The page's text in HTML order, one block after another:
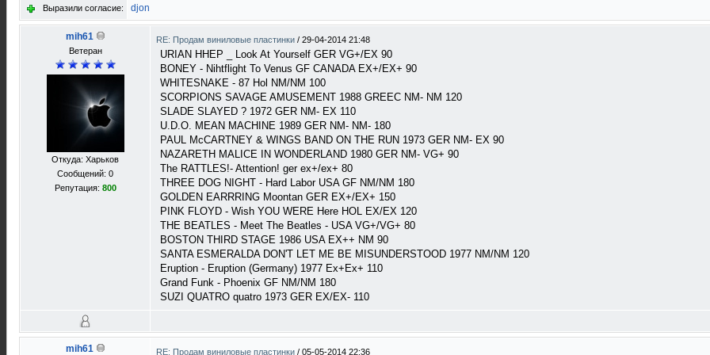
Выразили согласие: djon
mih61
Ветеран
Откуда: Харьков
Сообщений: 0
Репутация: 800
RE: Продам виниловые пластинки / 29-04-2014 21:48
URIAN HHEP _ Look At Yourself GER VG+/EX 90
BONEY - Nihtflight To Venus GF CANADA EX+/EX+ 90
WHITESNAKE - 87 Hol NM/NM 100
SCORPIONS SAVAGE AMUSEMENT 1988 GREEC NM- NM 120
SLADE SLAYED ? 1972 GER NM- EX 110
U.D.O. MEAN MACHINE 1989 GER NM- NM- 180
PAUL McCARTNEY & WINGS BAND ON THE RUN 1973 GER NM- EX 90
NAZARETH MALICE IN WONDERLAND 1980 GER NM- VG+ 90
The RATTLES!- Attention! ger ex+/ex+ 80
THREE DOG NIGHT - Hard Labor USA GF NM/NM 180
GOLDEN EARRRING Moontan GER EX+/EX+ 150
PINK FLOYD - Wish YOU WERE Here HOL EX/EX 120
THE BEATLES - Meet The Beatles - USA VG+/VG+ 80
BOSTON THIRD STAGE 1986 USA EX++ NM 90
SANTA ESMERALDA DON'T LET ME BE MISUNDERSTOOD 1977 NM/NM 120
Eruption - Eruption (Germany) 1977 Ex+Ex+ 110
Grand Funk - Phoenix GF NM/NM 180
SUZI QUATRO quatro 1973 GER EX/EX- 110
mih61 RE: Продам виниловые пластинки / 05-05-2014 22:36